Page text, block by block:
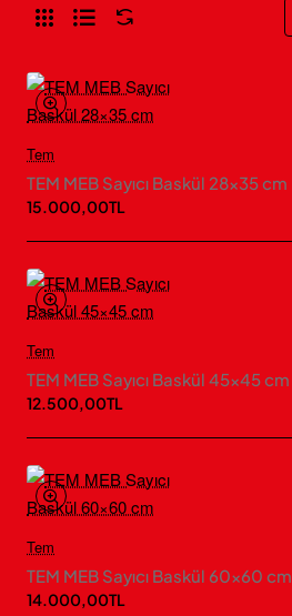
Tem
TEM MEB Sayıcı Baskül 28×35 cm
15.000,00TL
Tem
TEM MEB Sayıcı Baskül 45×45 cm
12.500,00TL
Tem
TEM MEB Sayıcı Baskül 60×60 cm
14.000,00TL